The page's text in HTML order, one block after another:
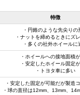
特徴
・円錐のような先尖りの
・ナットを締めるときにズ
・多くの社外ホイールに
・ホイールへの接地面積
・安定したホイール固定
・トヨタ車に多い
・安定した固定が可能だが製造
・球の直径は12mm、13mm、